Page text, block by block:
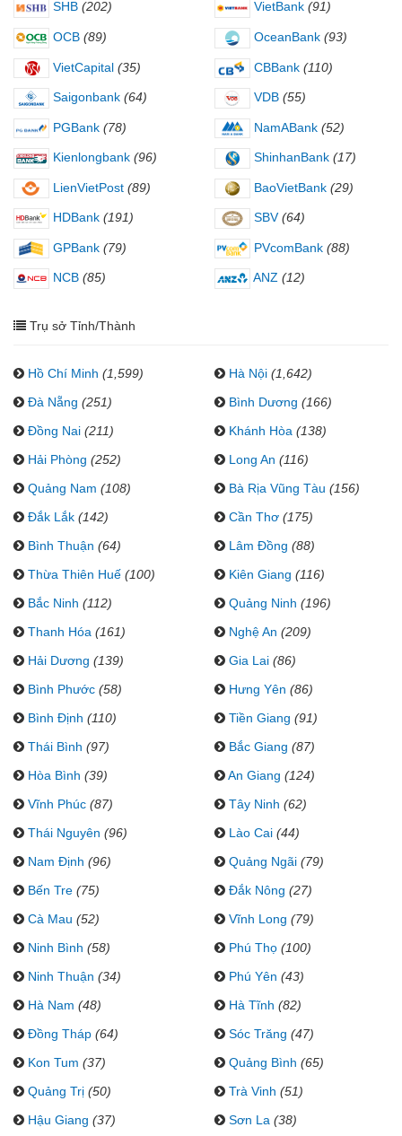
SHB (202) VietBank (91)
OCB (89) OceanBank (93)
VietCapital (35) CBBank (110)
Saigonbank (64) VDB (55)
PGBank (78) NamABank (52)
Kienlongbank (96) ShinhanBank (17)
LienVietPost (89) BaoVietBank (29)
HDBank (191) SBV (64)
GPBank (79) PVcomBank (88)
NCB (85) ANZ (12)
Trụ sở Tỉnh/Thành
Hồ Chí Minh (1,599) Hà Nội (1,642)
Đà Nẵng (251) Bình Dương (166)
Đồng Nai (211) Khánh Hòa (138)
Hải Phòng (252) Long An (116)
Quảng Nam (108) Bà Rịa Vũng Tàu (156)
Đắk Lắk (142) Cần Thơ (175)
Bình Thuận (64) Lâm Đồng (88)
Thừa Thiên Huế (100) Kiên Giang (116)
Bắc Ninh (112) Quảng Ninh (196)
Thanh Hóa (161) Nghệ An (209)
Hải Dương (139) Gia Lai (86)
Bình Phước (58) Hưng Yên (86)
Bình Định (110) Tiền Giang (91)
Thái Bình (97) Bắc Giang (87)
Hòa Bình (39) An Giang (124)
Vĩnh Phúc (87) Tây Ninh (62)
Thái Nguyên (96) Lào Cai (44)
Nam Định (96) Quảng Ngãi (79)
Bến Tre (75) Đắk Nông (27)
Cà Mau (52) Vĩnh Long (79)
Ninh Bình (58) Phú Thọ (100)
Ninh Thuận (34) Phú Yên (43)
Hà Nam (48) Hà Tĩnh (82)
Đồng Tháp (64) Sóc Trăng (47)
Kon Tum (37) Quảng Bình (65)
Quảng Trị (50) Trà Vinh (51)
Hậu Giang (37) Sơn La (38)